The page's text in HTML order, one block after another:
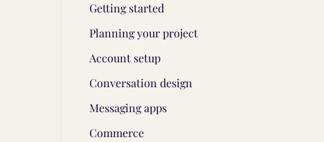
Getting started
Planning your project
Account setup
Conversation design
Messaging apps
Commerce